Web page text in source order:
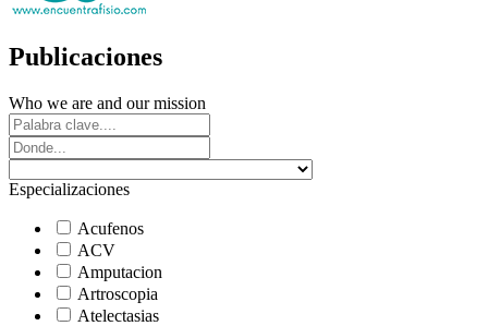
Publicaciones
Who we are and our mission
Especializaciones
Acufenos
ACV
Amputacion
Artroscopia
Atelectasias